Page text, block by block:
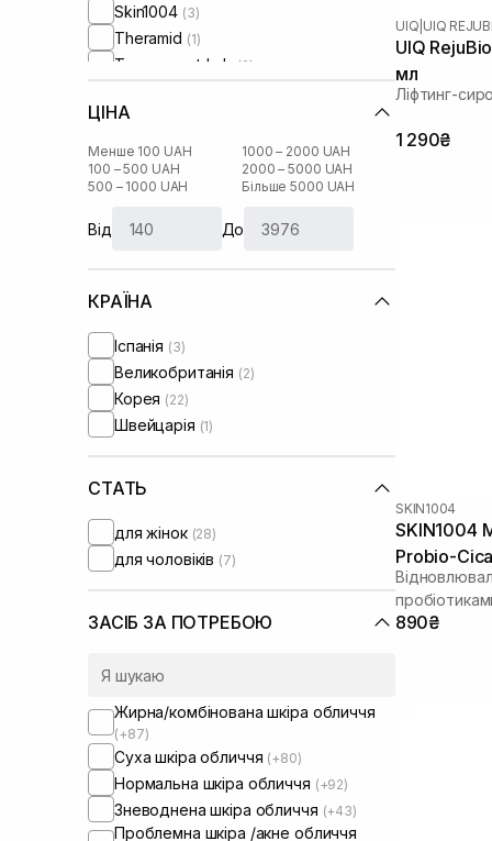
Skin1004 (3)
Theramid (1)
Transparent-Lab (2)
Usolab
ЦІНА
Менше 100 UAH
100 – 500 UAH
500 – 1000 UAH
1000 – 2000 UAH
2000 – 5000 UAH
Більше 5000 UAH
Від До
КРАЇНА
Іспанія (3)
Великобританія (2)
Корея (22)
Швейцарія (1)
СТАТЬ
для жінок (28)
для чоловіків (7)
ЗАСІБ ЗА ПОТРЕБОЮ
Жирна/комбінована шкіра обличчя
(+87)
Суха шкіра обличчя (+80)
Нормальна шкіра обличчя (+92)
Зневоднена шкіра обличчя (+43)
Проблемна шкіра /акне обличчя
UIQ UIQ
UIQ
мл
Ліфтинг-
1 290₴
SKIN1004
SKIN1004
Probio-
890₴